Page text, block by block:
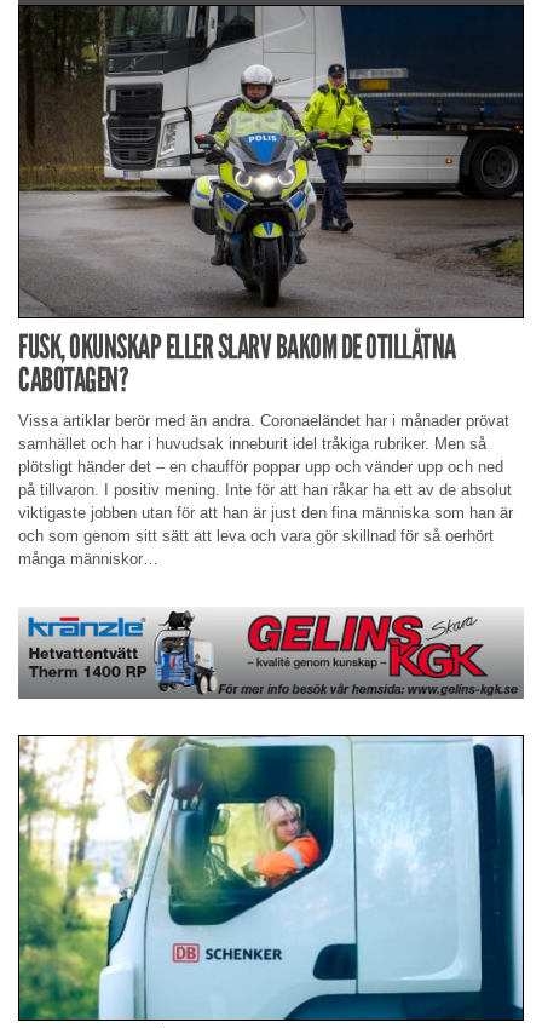
FUSK, OKUNSKAP ELLER SLARV BAKOM DE OTILLÅTNA
CABOTAGEN?
Vissa artiklar berör med än andra. Coronaeländet har i månader prövat
samhället och har i huvudsak inneburit idel tråkiga rubriker. Men så
plötsligt händer det – en chaufför poppar upp och vänder upp och ned
på tillvaron. I positiv mening. Inte för att han råkar ha ett av de absolut
viktigaste jobben utan för att han är just den fina människa som han är
och som genom sitt sätt att leva och vara gör skillnad för så oerhört
många människor…